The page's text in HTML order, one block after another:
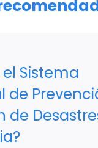
Sistema
de
de